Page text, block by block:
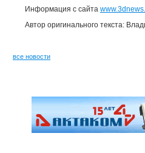
Информация с сайта
Автор оригинального текста:
все новости